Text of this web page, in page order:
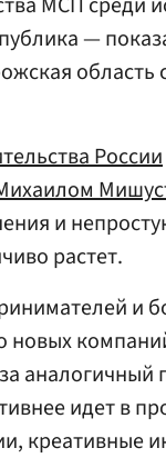
—
России
и
растет.
и
новых
аналогичный
идет в
креативные